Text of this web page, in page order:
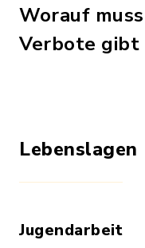
Worauf
Verbote gibt
Lebenslagen
Jugendarbeit